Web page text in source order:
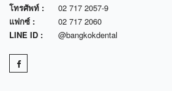
โทรศัพท์ :
02 717 2057-9
แฟกซ์ :
02 717 2060
LINE ID :
@bangkokdental